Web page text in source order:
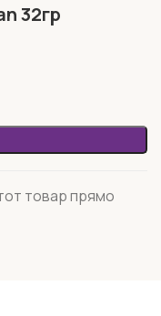
32гр
товар прямо